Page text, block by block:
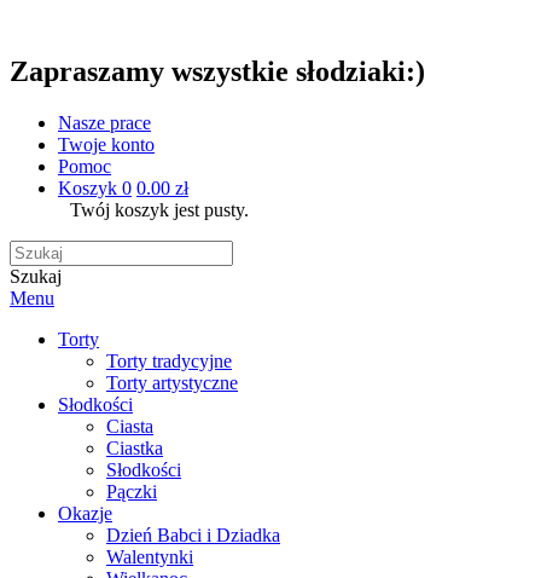
Zapraszamy wszystkie słodziaki:)
Nasze prace
Twoje konto
Pomoc
Koszyk 0 0.00 zł
Twój koszyk jest pusty.
Szukaj
Menu
Torty
Torty tradycyjne
Torty artystyczne
Słodkości
Ciasta
Ciastka
Słodkości
Pączki
Okazje
Dzień Babci i Dziadka
Walentynki